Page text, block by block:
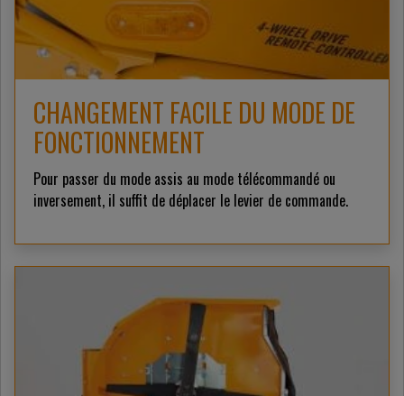
CHANGEMENT FACILE DU MODE DE
FONCTIONNEMENT
Pour passer du mode assis au mode télécommandé ou
inversement, il suffit de déplacer le levier de commande.